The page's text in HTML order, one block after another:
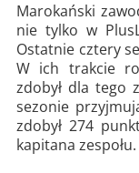
Marokański
nie tylko w
Ostatnie cztery
W ich trakcie
zdobył dla tego
sezonie
zdobył 274
kapitana zespołu.